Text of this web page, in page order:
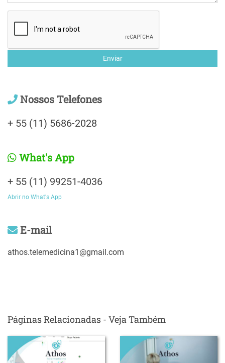
Enviar
Nossos Telefones
+ 55 (11) 5686-2028
What's App
+ 55 (11) 99251-4036
Abrir no What's App
E-mail
athos.telemedicina1@gmail.com
Páginas Relacionadas - Veja Também